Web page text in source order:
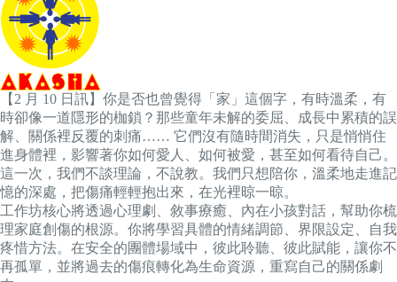
【2 月 10 日訊】你是否也曾覺得「家」這個字，有時溫柔，有
時卻像一道隱形的枷鎖？那些童年未解的委屈、成長中累積的誤
解、關係裡反覆的刺痛…… 它們沒有隨時間消失，只是悄悄住
進身體裡，影響著你如何愛人、如何被愛，甚至如何看待自己。
這一次，我們不談理論，不說教。我們只想陪你，溫柔地走進記
憶的深處，把傷痛輕輕抱出來，在光裡晾一晾。
工作坊核心將透過心理劇、敘事療癒、內在小孩對話，幫助你梳
理家庭創傷的根源。你將學習具體的情緒調節、界限設定、自我
疼惜方法。在安全的團體場域中，彼此聆聽、彼此賦能，讓你不
再孤單，並將過去的傷痕轉化為生命資源，重寫自己的關係劇